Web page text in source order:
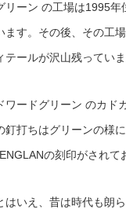
リーン の工場は1995
ます。その後、その工
テールが沢山残っていま
ワードグリーン のカド
釘打ちはグリーンの様
の刻印がされて
はいえ、昔は時代も朗